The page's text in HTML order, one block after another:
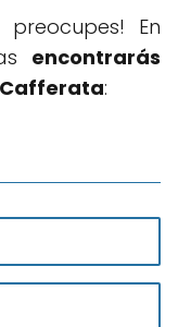
En
encontrarás
Cafferata: